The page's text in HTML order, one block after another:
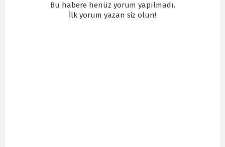
Bu habere henüz yorum yapılmadı.
İlk yorum yazan siz olun!